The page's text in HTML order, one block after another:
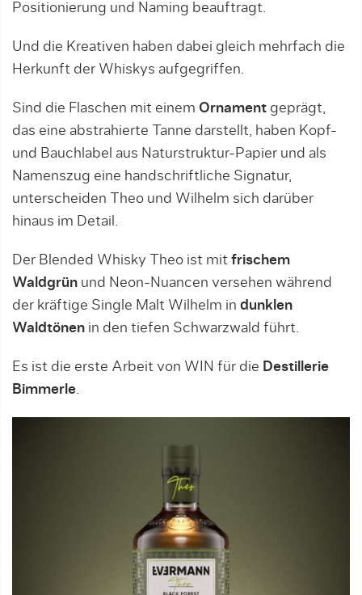
Positionierung und Naming beauftragt.
Und die Kreativen haben dabei gleich mehrfach die
Herkunft der Whiskys aufgegriffen.
Sind die Flaschen mit einem Ornament geprägt,
das eine abstrahierte Tanne darstellt, haben Kopf-
und Bauchlabel aus Naturstruktur-Papier und als
Namenszug eine handschriftliche Signatur,
unterscheiden Theo und Wilhelm sich darüber
hinaus im Detail.
Der Blended Whisky Theo ist mit frischem
Waldgrün und Neon-Nuancen versehen während
der kräftige Single Malt Wilhelm in dunklen
Waldtönen in den tiefen Schwarzwald führt.
Es ist die erste Arbeit von WIN für die Destillerie
Bimmerle.